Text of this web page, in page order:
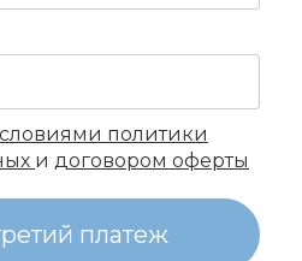
политики
и договором оферты
платеж